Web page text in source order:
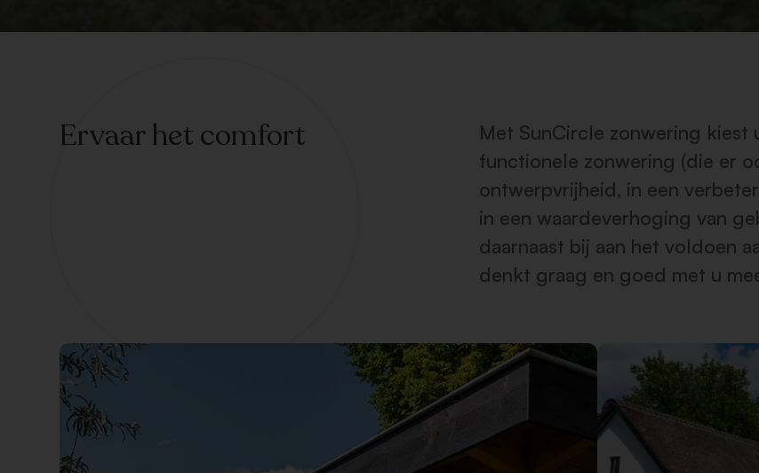
Ervaar het comfort
Met SunCircle zonwering
functionele zonwering (die er
ontwerpvrijheid, in een
in een waardeverhoging van
daarnaast bij aan het voldoen
denkt graag en goed met u